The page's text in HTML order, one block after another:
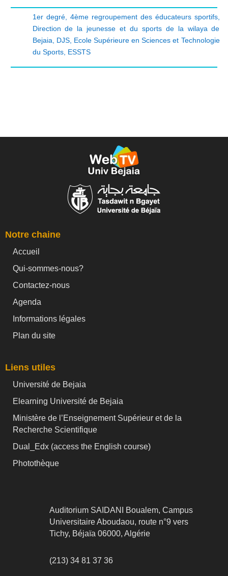
1er degré, 4ème regroupement des éducateurs sportifs,
Direction de la jeunesse et du sports de la wilaya de
Bejaia
DJS, Ecole Supérieure en Sciences et Technologie
du Sports, ESSTS
Notre chaine
Accueil
Qui-sommes-nous?
Contactez-nous
Agenda
Informations légales
Plan du site
Liens utiles
Université de Bejaia
Elearning Université de Bejaia
Ministère de l’Enseignement Supérieur et de la
Recherche Scientifique
Dual_Edx (access the English course)
Photothèque
Auditorium SAIDANI Boualem, Campus
Universitaire Aboudaou, route n°9 vers
Tichy, Béjaïa 06000, Algérie
(213) 34 81 37 36